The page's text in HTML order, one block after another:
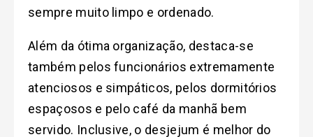
sempre muito limpo e ordenado.
Além da ótima organização, destaca-se
também pelos funcionários extremamente
atenciosos e simpáticos, pelos dormitórios
espaçosos e pelo café da manhã bem
servido. Inclusive, o desjejum é melhor do